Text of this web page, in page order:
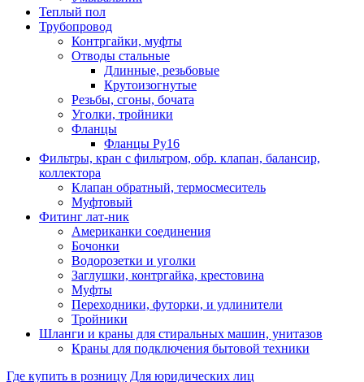
Теплый пол
Трубопровод
Контргайки, муфты
Отводы стальные
Длинные, резьбовые
Крутоизогнутые
Резьбы, сгоны, бочата
Уголки, тройники
Фланцы
Фланцы Ру16
Фильтры, кран с фильтром, обр. клапан, балансир,
коллектора
Клапан обратный, термосмеситель
Муфтовый
Фитинг лат-ник
Американки соединения
Бочонки
Водорозетки и уголки
Заглушки, контргайка, крестовина
Муфты
Переходники, футорки, и удлинители
Тройники
Шланги и краны для стиральных машин, унитазов
Краны для подключения бытовой техники
Где купить в розницу Для юридических лиц